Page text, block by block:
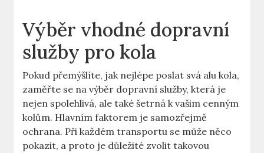
Výběr vhodné dopravní
služby pro kola
Pokud přemýšlíte, jak nejlépe poslat svá alu kola,
zaměřte se na výběr dopravní služby, která je
nejen spolehlivá, ale také šetrná k vašim cenným
kolům. Hlavním faktorem je samozřejmě
ochrana. Při každém transportu se může něco
pokazit, a proto je důležité zvolit takovou